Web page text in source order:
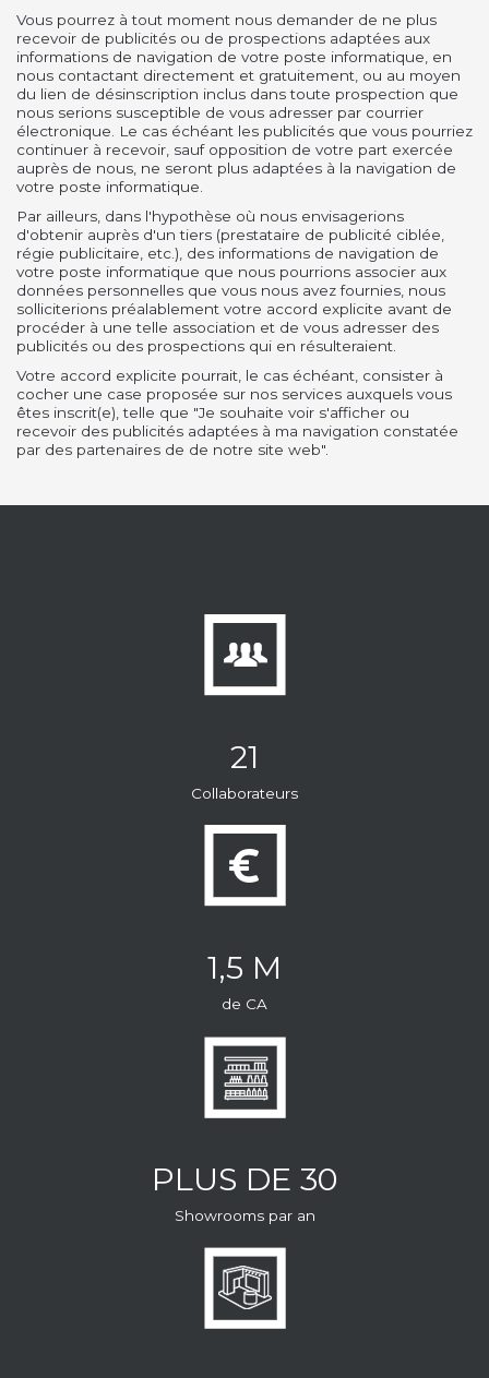
Vous pourrez à tout moment nous demander de ne plus
recevoir de publicités ou de prospections adaptées aux
informations de navigation de votre poste informatique, en
nous contactant directement et gratuitement, ou au moyen
du lien de désinscription inclus dans toute prospection que
nous serions susceptible de vous adresser par courrier
électronique. Le cas échéant les publicités que vous pourriez
continuer à recevoir, sauf opposition de votre part exercée
auprès de nous, ne seront plus adaptées à la navigation de
votre poste informatique.
Par ailleurs, dans l'hypothèse où nous envisagerions
d'obtenir auprès d'un tiers (prestataire de publicité ciblée,
régie publicitaire, etc.), des informations de navigation de
votre poste informatique que nous pourrions associer aux
données personnelles que vous nous avez fournies, nous
solliciterions préalablement votre accord explicite avant de
procéder à une telle association et de vous adresser des
publicités ou des prospections qui en résulteraient.
Votre accord explicite pourrait, le cas échéant, consister à
cocher une case proposée sur nos services auxquels vous
êtes inscrit(e), telle que "Je souhaite voir s'afficher ou
recevoir des publicités adaptées à ma navigation constatée
par des partenaires de de notre site web".
21
Collaborateurs
1,5 M
de CA
PLUS DE 30
Showrooms par an